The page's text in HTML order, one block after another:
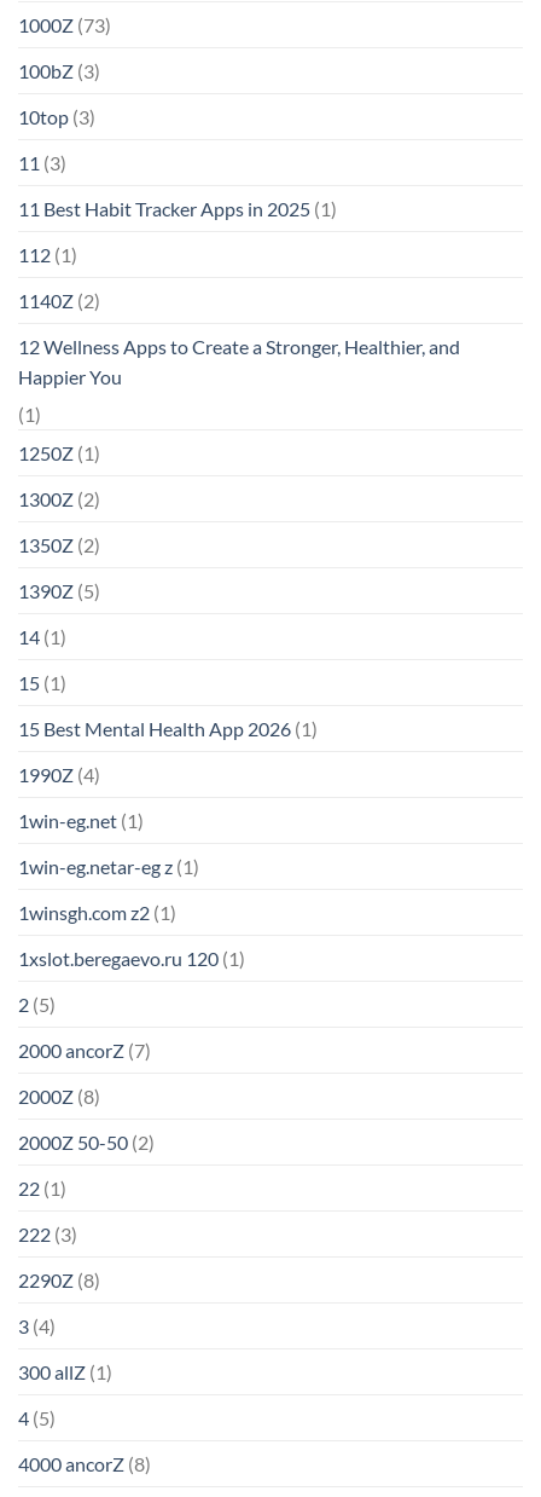
1000Z (73)
100bZ (3)
10top (3)
11 (3)
11 Best Habit Tracker Apps in 2025 (1)
112 (1)
1140Z (2)
12 Wellness Apps to Create a Stronger, Healthier, and
Happier You
(1)
1250Z (1)
1300Z (2)
1350Z (2)
1390Z (5)
14 (1)
15 (1)
15 Best Mental Health App 2026 (1)
1990Z (4)
1win-eg.net (1)
1win-eg.netar-eg z (1)
1winsgh.com z2 (1)
1xslot.beregaevo.ru 120 (1)
2 (5)
2000 ancorZ (7)
2000Z (8)
2000Z 50-50 (2)
22 (1)
222 (3)
2290Z (8)
3 (4)
300 allZ (1)
4 (5)
4000 ancorZ (8)